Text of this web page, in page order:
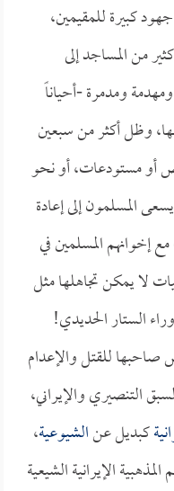
كبيرة للمقيمين،
من المساجد إلى
ومدمرة -أحياناً
وظل أكثر من سبعين
أو مستودعات، أو نحو
المسلمون إلى إعادة
إخوانهم المسلمين في
لا يمكن تجاهلها مثل
الستار الحديدي!
للقتل والإعدام
التنصيري والإيراني،
كبديل عنالشيوعية،
الإيرانية الشيعية